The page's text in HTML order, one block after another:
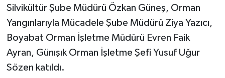
Silvikültür Şube Müdürü Özkan Güneş, Orman
Yangınlarıyla Mücadele Şube Müdürü Ziya Yazıcı,
Boyabat Orman İşletme Müdürü Evren Faik
Ayran, Günışık Orman İşletme Şefi Yusuf Uğur
Sözen katıldı.